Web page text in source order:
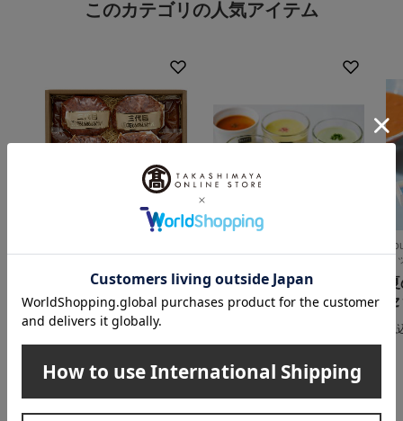
このカテゴリの人気アイテム
ハンバーグ詰合せ TM
税込 5,400 円
トックトーキョー）
夏の冷たいスープセッ
ト5個
ト
税
INFORMATION